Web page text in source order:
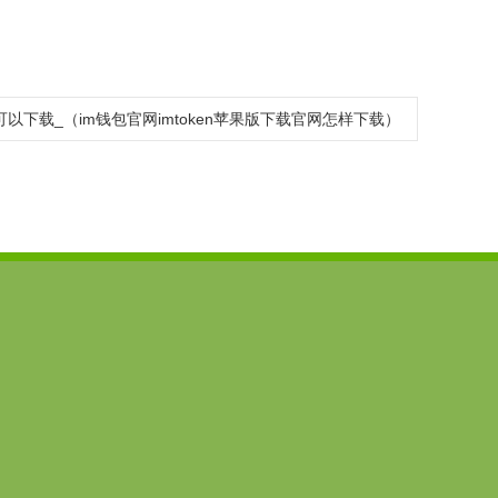
以下载_（im钱包官网imtoken苹果版下载官网怎样下载）